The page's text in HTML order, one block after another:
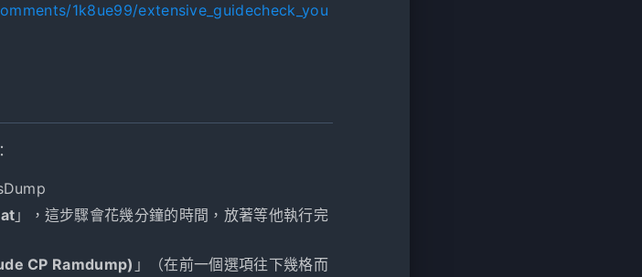
1k8ue99/extensive_guidecheck_you
」，這步驟會花幾分鐘的時間，放著等他執行完
CP Ramdump) 」（在前一個選項往下幾格而